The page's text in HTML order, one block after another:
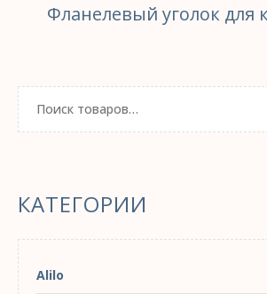
Фланелевый уголок для
КАТЕГОРИИ
Alilo